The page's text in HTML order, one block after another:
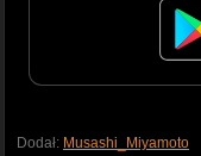
Dodał: Musashi_Miyamoto